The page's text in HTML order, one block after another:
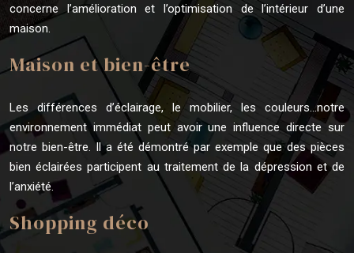
concerne l’amélioration et l’optimisation de l’intérieur d’une
maison.
Maison et bien-être
Les différences d’éclairage, le mobilier, les couleurs…notre
environnement immédiat peut avoir une influence directe sur
notre bien-être. Il a été démontré par exemple que des pièces
bien éclairées participent au traitement de la dépression et de
l’anxiété.
Shopping déco